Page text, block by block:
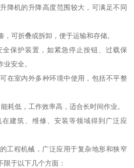
降机的升降高度范围较大，可满足不同
，可折叠或拆卸，便于运输和存储。
保护装置，如紧急停止按钮、过载保
安全。
在室内外多种环境中使用，包括不平整
耗低，工作效率高，适合长时间作业。
建筑、维修、安装等领域得到广泛应
工程机械，广泛应用于复杂地形和狭窄
于以下几个方面：